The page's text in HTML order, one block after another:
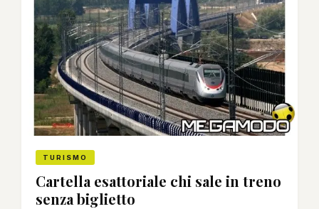
TURISMO
Cartella esattoriale chi sale in treno
senza biglietto